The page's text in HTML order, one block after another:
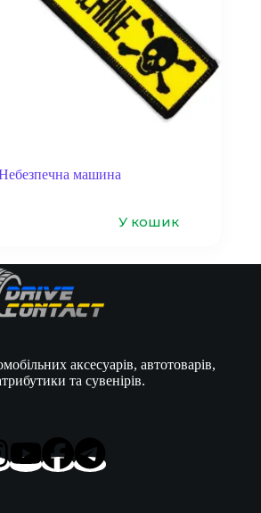
машина
У кошик
аксесуарів, автотоварів,
та сувенірів.